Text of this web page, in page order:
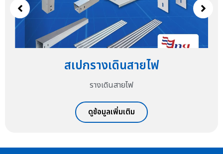
สเปกรางเดินสายไฟ
รางเดินสายไฟ
ดูข้อมูลเพิ่มเติม